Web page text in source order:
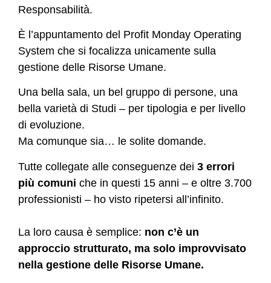
Responsabilità.
È l’appuntamento del Profit Monday Operating
System che si focalizza unicamente sulla
gestione delle Risorse Umane.
Una bella sala, un bel gruppo di persone, una
bella varietà di Studi – per tipologia e per livello
di evoluzione.
Ma comunque sia… le solite domande.
Tutte collegate alle conseguenze dei 3 errori
più comuni che in questi 15 anni – e oltre 3.700
professionisti – ho visto ripetersi all’infinito.
La loro causa è semplice: non c’è un
approccio strutturato, ma solo improvvisato
nella gestione delle Risorse Umane.